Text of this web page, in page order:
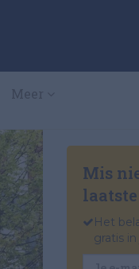
Meer
Mis
Het
gratis